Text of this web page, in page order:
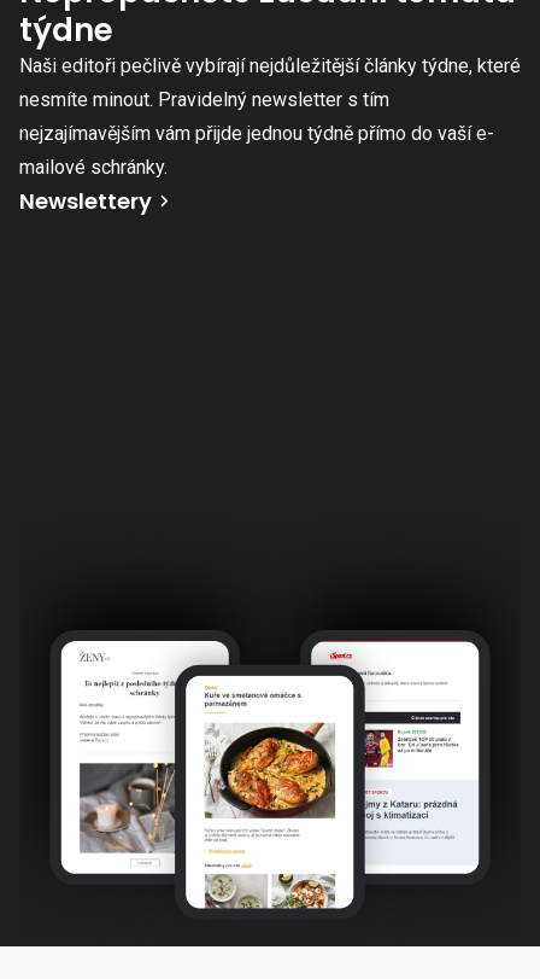
týdne
Naši editoři pečlivě vybírají nejdůležitější články týdne, které
nesmíte minout. Pravidelný newsletter s tím
nejzajímavějším vám přijde jednou týdně přímo do vaší e-
mailové schránky.
Newslettery